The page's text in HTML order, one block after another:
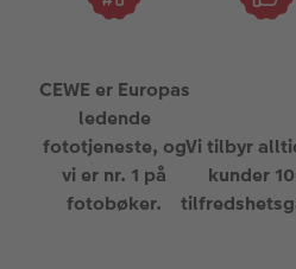
CEWE er Europas
ledende
fototjeneste, og
vi er nr. 1 på
fotobøker.
Vi tilbyr
kunder